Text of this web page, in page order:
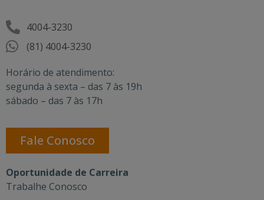
4004-3230
(81) 4004-3230
Horário de atendimento:
segunda à sexta – das 7 às 19h
sábado – das 7 às 17h
Fale Conosco
Oportunidade de Carreira
Trabalhe Conosco